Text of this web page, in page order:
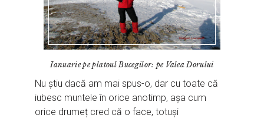
Ianuarie pe platoul Bucegilor: pe Valea Dorului
Nu știu dacă am mai spus-o, dar cu toate că
iubesc muntele în orice anotimp, așa cum
orice drumeț cred că o face, totuși